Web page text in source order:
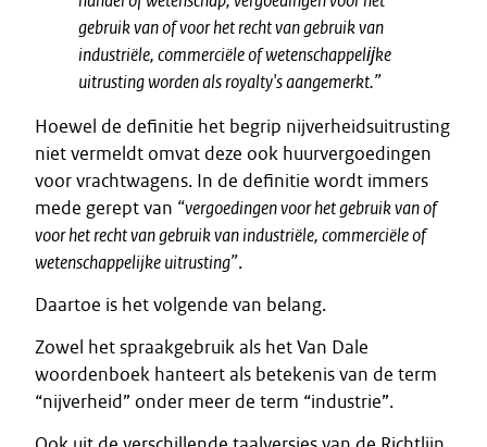
gebruik van of voor het recht van gebruik van
industriële, commerciële of wetenschappelĳke
uitrusting worden als royalty's aangemerkt.”
Hoewel de definitie het begrip nijverheidsuitrusting
niet vermeldt omvat deze ook huurvergoedingen
voor vrachtwagens. In de definitie wordt immers
mede gerept van “vergoedingen voor het gebruik van of
voor het recht van gebruik van industriële, commerciële of
wetenschappelijke uitrusting”.
Daartoe is het volgende van belang.
Zowel het spraakgebruik als het Van Dale
woordenboek hanteert als betekenis van de term
“nijverheid” onder meer de term “industrie”.